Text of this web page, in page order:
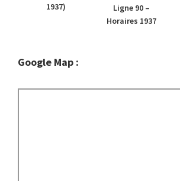
1937)
Ligne 90 –
Horaires 1937
Google Map :